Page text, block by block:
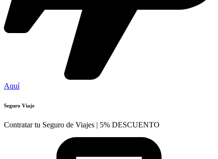
Aquí
Seguro Viaje
Contratar tu Seguro de Viajes | 5% DESCUENTO